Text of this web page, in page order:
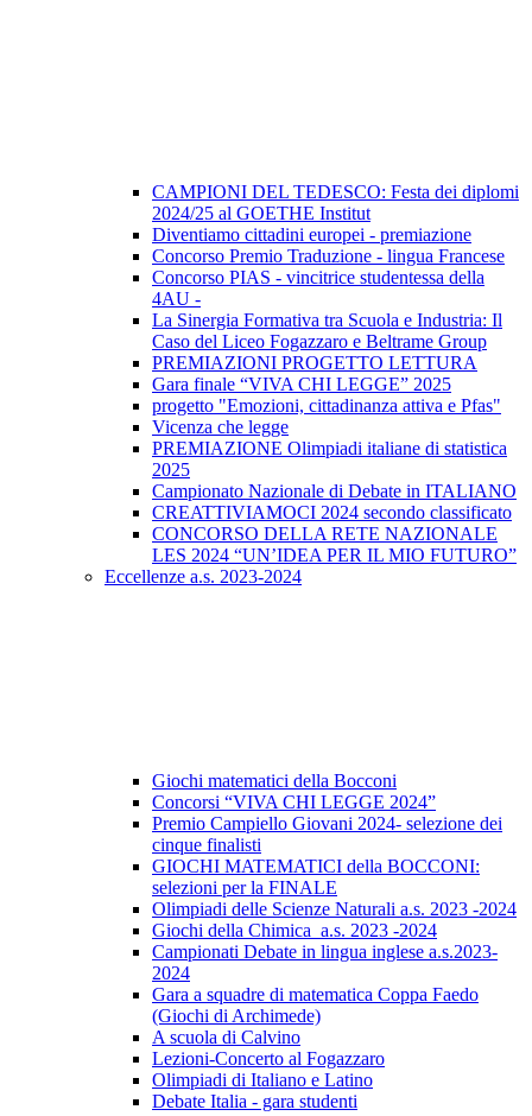
CAMPIONI DEL TEDESCO: Festa dei diplomi
2024/25 al GOETHE Institut
Diventiamo cittadini europei - premiazione
Concorso Premio Traduzione - lingua Francese
Concorso PIAS - vincitrice studentessa della
4AU -
La Sinergia Formativa tra Scuola e Industria: Il
Caso del Liceo Fogazzaro e Beltrame Group
PREMIAZIONI PROGETTO LETTURA
Gara finale “VIVA CHI LEGGE” 2025
progetto "Emozioni, cittadinanza attiva e Pfas"
Vicenza che legge
PREMIAZIONE Olimpiadi italiane di statistica
2025
Campionato Nazionale di Debate in ITALIANO
CREATTIVIAMOCI 2024 secondo classificato
CONCORSO DELLA RETE NAZIONALE
LES 2024 “UN’IDEA PER IL MIO FUTURO”
Eccellenze a.s. 2023-2024
Giochi matematici della Bocconi
Concorsi “VIVA CHI LEGGE 2024”
Premio Campiello Giovani 2024- selezione dei
cinque finalisti
GIOCHI MATEMATICI della BOCCONI:
selezioni per la FINALE
Olimpiadi delle Scienze Naturali a.s. 2023 -2024
Giochi della Chimica a.s. 2023 -2024
Campionati Debate in lingua inglese a.s.2023-
2024
Gara a squadre di matematica Coppa Faedo
(Giochi di Archimede)
A scuola di Calvino
Lezioni-Concerto al Fogazzaro
Olimpiadi di Italiano e Latino
Debate Italia - gara studenti